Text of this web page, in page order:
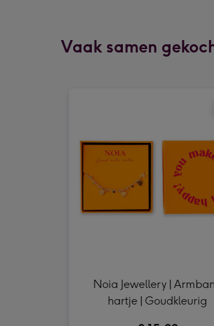
Vaak samen
Noia Jewellery |
hartje | Goudkleurig